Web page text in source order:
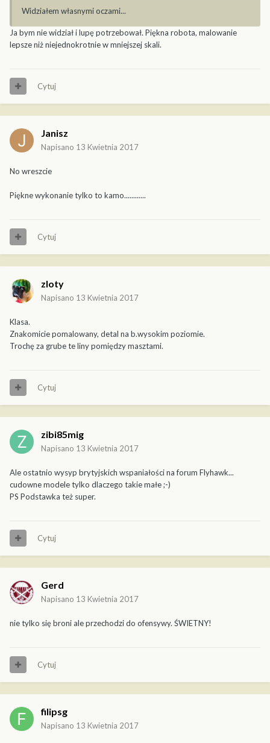
Widziałem własnymi oczami...
Ja bym nie widział i lupę potrzebował. Piękna robota, malowanie
lepsze niż niejednokrotnie w mniejszej skali.
Cytuj
Janisz
Napisano 13 Kwietnia 2017
No wreszcie
Piękne wykonanie tylko to kamo............
Cytuj
zloty
Napisano 13 Kwietnia 2017
Klasa.
Znakomicie pomalowany, detal na b.wysokim poziomie.
Trochę za grube te liny pomiędzy masztami.
Cytuj
zibi85mig
Napisano 13 Kwietnia 2017
Ale ostatnio wysyp brytyjskich wspaniałości na forum Flyhawk...
cudowne modele tylko dlaczego takie małe ;-)
PS Podstawka też super.
Cytuj
Gerd
Napisano 13 Kwietnia 2017
nie tylko się broni ale przechodzi do ofensywy. ŚWIETNY!
Cytuj
filipsg
Napisano 13 Kwietnia 2017